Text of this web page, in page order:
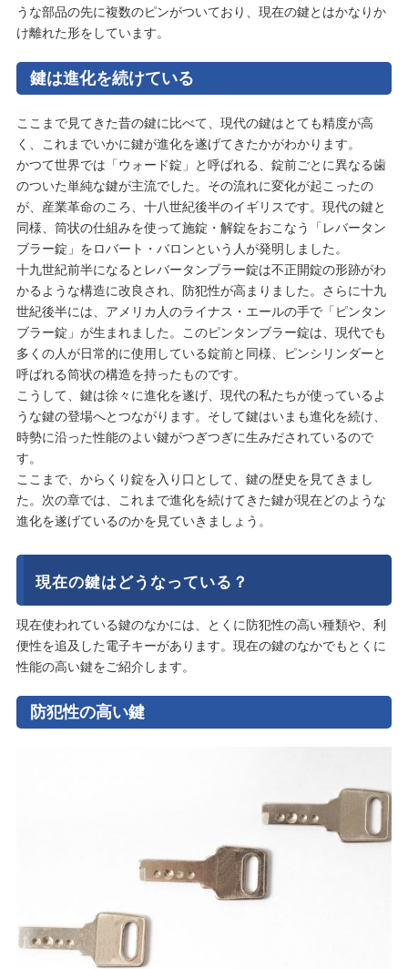
うな部品の先に複数のピンがついており、現在の鍵とはかなりか
け離れた形をしています。
鍵は進化を続けている
ここまで見てきた昔の鍵に比べて、現代の鍵はとても精度が高
く、これまでいかに鍵が進化を遂げてきたかがわかります。
かつて世界では「ウォード錠」と呼ばれる、錠前ごとに異なる歯
のついた単純な鍵が主流でした。その流れに変化が起こったの
が、産業革命のころ、十八世紀後半のイギリスです。現代の鍵と
同様、筒状の仕組みを使って施錠・解錠をおこなう「レバータン
ブラー錠」をロバート・バロンという人が発明しました。
十九世紀前半になるとレバータンブラー錠は不正開錠の形跡がわ
かるような構造に改良され、防犯性が高まりました。さらに十九
世紀後半には、アメリカ人のライナス・エールの手で「ピンタン
ブラー錠」が生まれました。このピンタンブラー錠は、現代でも
多くの人が日常的に使用している錠前と同様、ピンシリンダーと
呼ばれる筒状の構造を持ったものです。
こうして、鍵は徐々に進化を遂げ、現代の私たちが使っているよ
うな鍵の登場へとつながります。そして鍵はいまも進化を続け、
時勢に沿った性能のよい鍵がつぎつぎに生みだされているので
す。
ここまで、からくり錠を入り口として、鍵の歴史を見てきまし
た。次の章では、これまで進化を続けてきた鍵が現在どのような
進化を遂げているのかを見ていきましょう。
現在の鍵はどうなっている？
現在使われている鍵のなかには、とくに防犯性の高い種類や、利
便性を追及した電子キーがあります。現在の鍵のなかでもとくに
性能の高い鍵をご紹介します。
防犯性の高い鍵